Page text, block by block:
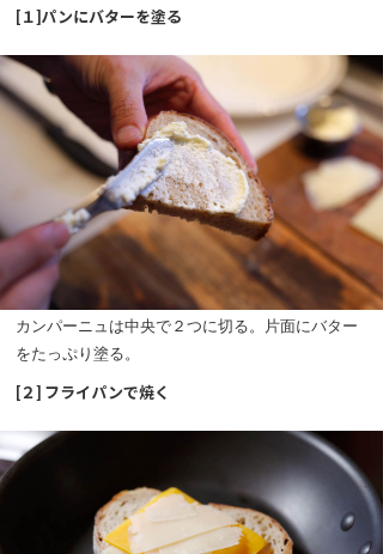
[１]パンにバターを塗る
カンパーニュは中央で２つに切る。片面にバター
をたっぷり塗る。
[２] フライパンで焼く